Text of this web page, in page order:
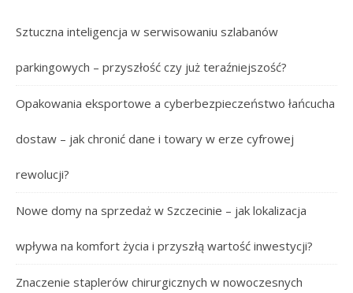
Sztuczna inteligencja w serwisowaniu szlabanów
parkingowych – przyszłość czy już teraźniejszość?
Opakowania eksportowe a cyberbezpieczeństwo łańcucha
dostaw – jak chronić dane i towary w erze cyfrowej
rewolucji?
Nowe domy na sprzedaż w Szczecinie – jak lokalizacja
wpływa na komfort życia i przyszłą wartość inwestycji?
Znaczenie staplerów chirurgicznych w nowoczesnych